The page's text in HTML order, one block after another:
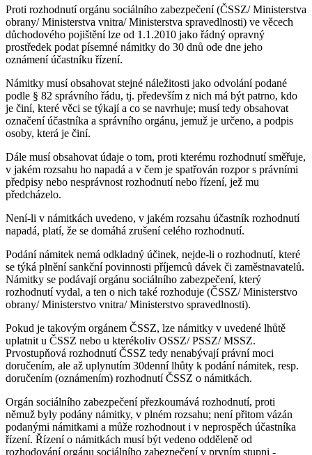
Proti rozhodnutí orgánu sociálního zabezpečení (ČSSZ/ Ministerstva
obrany/ Ministerstva vnitra/ Ministerstva spravedlnosti) ve věcech
důchodového pojištění lze od 1.1.2010 jako řádný opravný
prostředek podat písemné námitky do 30 dnů ode dne jeho
oznámení účastníku řízení.
Námitky musí obsahovat stejné náležitosti jako odvolání podané
podle § 82 správního řádu, tj. především z nich má být patrno, kdo
je činí, které věci se týkají a co se navrhuje; musí tedy obsahovat
označení účastníka a správního orgánu, jemuž je určeno, a podpis
osoby, která je činí.
Dále musí obsahovat údaje o tom, proti kterému rozhodnutí směřuje,
v jakém rozsahu ho napadá a v čem je spatřován rozpor s právními
předpisy nebo nesprávnost rozhodnutí nebo řízení, jež mu
předcházelo.
Není-li v námitkách uvedeno, v jakém rozsahu účastník rozhodnutí
napadá, platí, že se domáhá zrušení celého rozhodnutí.
Podání námitek nemá odkladný účinek, nejde-li o rozhodnutí, které
se týká plnění sankční povinnosti příjemců dávek či zaměstnavatelů.
Námitky se podávají orgánu sociálního zabezpečení, který
rozhodnutí vydal, a ten o nich také rozhoduje (ČSSZ/ Ministerstvo
obrany/ Ministerstvo vnitra/ Ministerstvo spravedlnosti).
Pokud je takovým orgánem ČSSZ, lze námitky v uvedené lhůtě
uplatnit u ČSSZ nebo u kterékoliv OSSZ/ PSSZ/ MSSZ.
Prvostupňová rozhodnutí ČSSZ tedy nenabývají právní moci
doručením, ale až uplynutím 30denní lhůty k podání námitek, resp.
doručením (oznámením) rozhodnutí ČSSZ o námitkách.
Orgán sociálního zabezpečení přezkoumává rozhodnutí, proti
němuž byly podány námitky, v plném rozsahu; není přitom vázán
podanými námitkami a může rozhodnout i v neprospěch účastníka
řízení. Řízení o námitkách musí být vedeno odděleně od
rozhodování orgánu sociálního zabezpečení v prvním stupni -